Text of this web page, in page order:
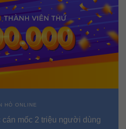
HÒ ONLINE
mốc 2 triệu người dùng